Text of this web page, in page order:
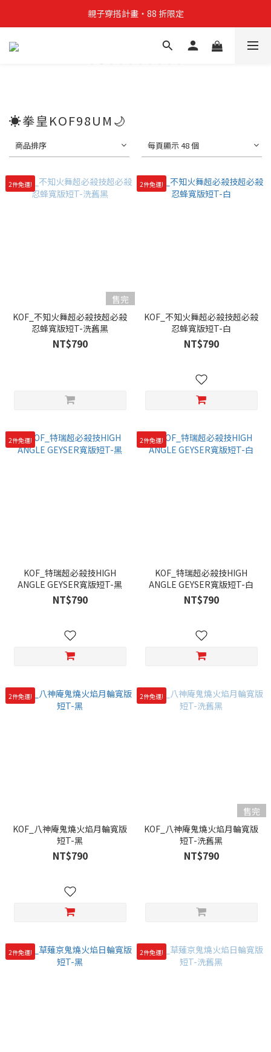
親子穿搭計畫・88 折限定
親子穿搭計畫・88 折限定
貼身補貨計畫  任選 6 件 $888
買4件短T送雨傘☂️！【這把傘，大概率不是你在撐☂️】
☀️拳皇KOF98UM🌙
商品排序 每頁顯示 48 個
2件免運!
售完
KOF_不知火舞超必殺技超必殺
忍蜂寬版短T-洗舊黑
NT$790
2件免運!
KOF_不知火舞超必殺技超必殺
忍蜂寬版短T-白
NT$790
2件免運!
KOF_特瑞超必殺技HIGH
ANGLE GEYSER寬版短T-黑
NT$790
2件免運!
KOF_特瑞超必殺技HIGH
ANGLE GEYSER寬版短T-白
NT$790
2件免運!
KOF_八神庵鬼燒火焰月輪寬版
短T-黑
NT$790
2件免運!
售完
KOF_八神庵鬼燒火焰月輪寬版
短T-洗舊黑
NT$790
2件免運! 2件免運!